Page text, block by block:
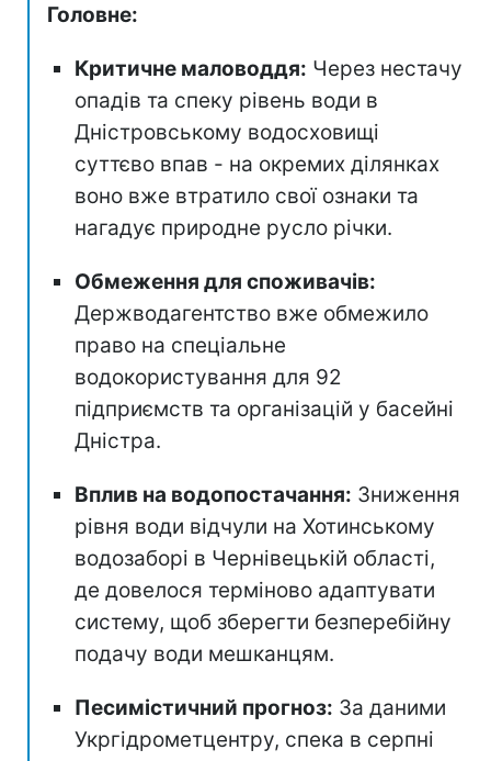
Головне:
Критичне маловоддя: Через нестачу
опадів та спеку рівень води в
Дністровському водосховищі
суттєво впав - на окремих ділянках
воно вже втратило свої ознаки та
нагадує природне русло річки.
Обмеження для споживачів:
Держводагентство вже обмежило
право на спеціальне
водокористування для 92
підприємств та організацій у басейні
Дністра.
Вплив на водопостачання: Зниження
рівня води відчули на Хотинському
водозаборі в Чернівецькій області,
де довелося терміново адаптувати
систему, щоб зберегти безперебійну
подачу води мешканцям.
Песимістичний прогноз: За даними
Укргідрометцентру, спека в серпні